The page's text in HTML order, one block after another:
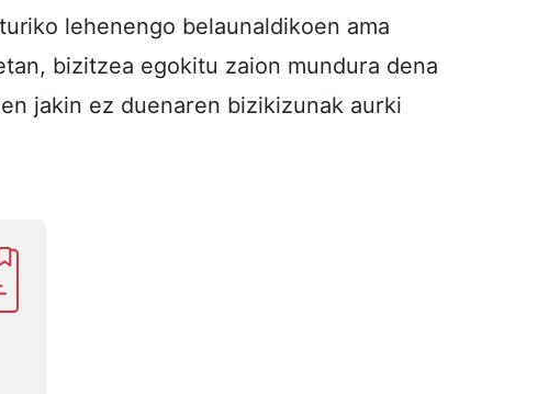
lehenengo belaunaldikoen ama
bizitzea egokitu zaion mundura dena
jakin ez duenaren bizikizunak aurki